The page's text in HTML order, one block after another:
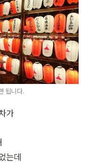
됩니다.
가
는데